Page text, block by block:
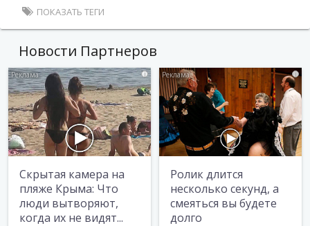
ПОКАЗАТЬ ТЕГИ
Новости Партнеров
i
Скрытая камера на
пляже Крыма: Что
люди вытворяют,
когда их не видят...
i
Ролик длится
несколько секунд, а
смеяться вы будете
долго